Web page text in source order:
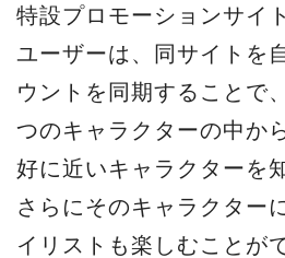
特設プロモーションサイ
ユーザーは、同サイトを
ウントを同期することで
つのキャラクターの中か
好に近いキャラクターを
さらにそのキャラクター
イリストも楽しむことが